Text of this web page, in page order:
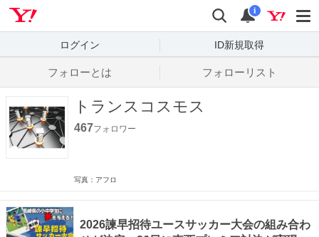
検索
通知
i
ログイン ID新規取得
フォローとは フォローリスト
トランスコスモス
467フォロワー
写真：アフロ
2026諫早招待ユースサッカー大会の組み合わ